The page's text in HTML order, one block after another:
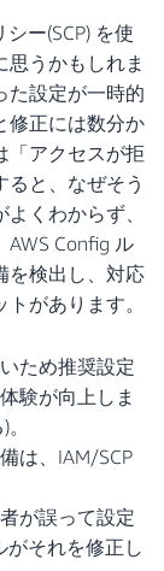
ー(SCP) を使
うかもしれま
た設定が一時的
修正には数分か
「アクセスが拒
と、なぜそう
くわからず、
Config ル
を検出し、対応
があります。
ため推奨設定
験が向上しま
は、IAM/SCP
が誤って設定
がそれを修正し